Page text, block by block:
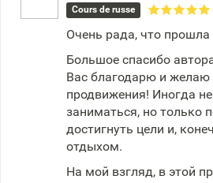
Cours de russe
Очень рада, что прошла
Большое спасибо
Вас благодарю и желаю
продвижения! Иногда не
заниматься, но только
достигнуть цели и,
отдыхом.
На мой взгляд, в этой